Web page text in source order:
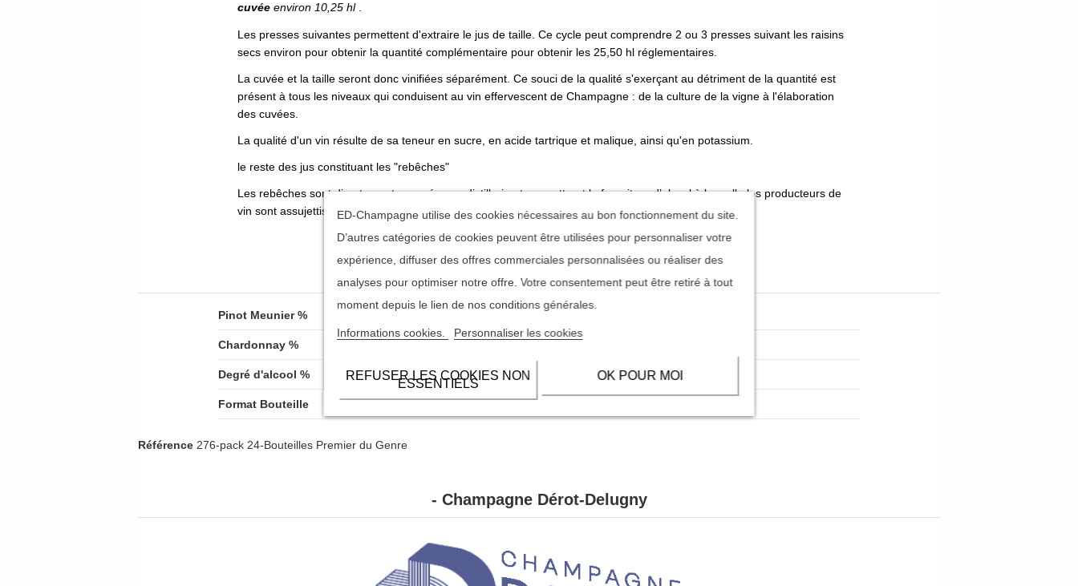
cuvée environ 10,25 hl.
Les presses suivantes permettent d'extraire le jus de taille. Ce cycle peut comprendre 2 ou 3 presses suivant les raisins
secs environ pour obtenir la quantité complémentaire pour obtenir les 25,50 hl réglementaires.
La cuvée et la taille seront donc vinifiées séparément. Ce souci de la qualité s'exerçant au détriment de la quantité est
présent à tous les niveaux qui conduisent au vin effervescent de Champagne : de la culture de la vigne à l'élaboration
des cuvées.
La qualité d'un vin résulte de sa teneur en sucre, en acide tartrique et malique, ainsi qu'en potassium.
le reste des jus constituant les "rebêches"
Les rebêches sont directement envoyées en distillerie et permettront la fourniture d’alcool à laquelle les producteurs de
vin sont assujettis par la loi.
Détails du produit
Pinot Meunier % 80%
Chardonnay %
Degré d'alcool %
Format Bouteille
Référence 276-pack 24-Bouteilles Premier du Genre
- Champagne Dérot-Delugny
ED-Champagne utilise des cookies nécessaires au bon fonctionnement du site.
D’autres catégories de cookies peuvent être utilisées pour personnaliser votre
expérience, diffuser des offres commerciales personnalisées ou réaliser des
analyses pour optimiser notre offre. Votre consentement peut être retiré à tout
moment depuis le lien de nos conditions générales.
Informations cookies. Personnaliser les cookies
REFUSER LES COOKIES NON
ESSENTIELS
OK POUR MOI